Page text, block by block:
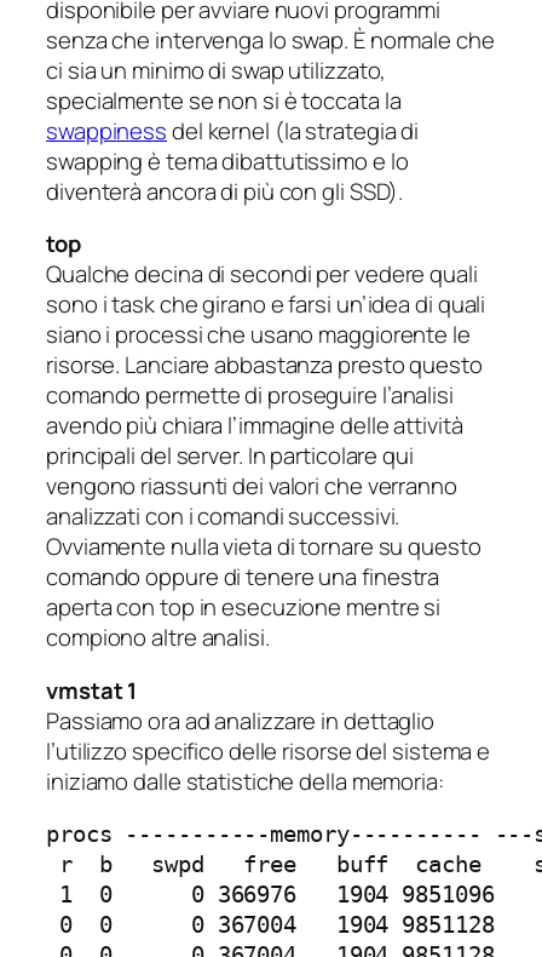
disponibile per avviare nuovi programmi
senza che intervenga lo swap. È normale che
ci sia un minimo di swap utilizzato,
specialmente se non si è toccata la
swappinessdel kernel (la strategia di
swapping è tema dibattutissimo e lo
diventerà ancora di più con gli SSD).
top
Qualche decina di secondi per vedere quali
sono i task che girano e farsi un’idea di quali
siano i processi che usano maggiorente le
risorse. Lanciare abbastanza presto questo
comando permette di proseguire l’analisi
avendo più chiara l’immagine delle attività
principali del server. In particolare qui
vengono riassunti dei valori che verranno
analizzati con i comandi successivi.
Ovviamente nulla vieta di tornare su questo
comando oppure di tenere una finestra
aperta con top in esecuzione mentre si
compiono altre analisi.
vmstat 1
Passiamo ora ad analizzare in dettaglio
l’utilizzo specifico delle risorse del sistema e
iniziamo dalle statistiche della memoria:
procs -----------memory----------
r  b   swpd   free   buff  cache
1  0      0 366976   1904
0  0      0 367004   1904